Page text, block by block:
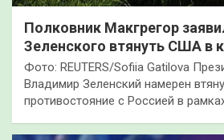
Полковник Макгрегор
Зеленского втянуть США в
Фото: REUTERS/Sofiia Gatilova
Владимир Зеленский намерен
противостояние с Россией в